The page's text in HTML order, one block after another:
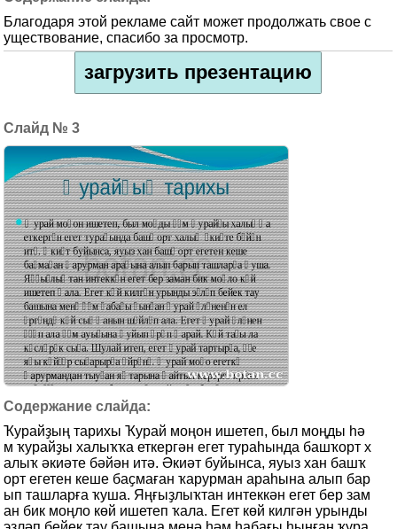
Благодаря этой рекламе сайт может продолжать свое с
уществование, спасибо за просмотр.
загрузить презентацию
3
Ҡурайҙың тарихы Ҡурай моңон ишетеп, был моңды һә
м ҡурайҙы халыҡҡа еткергән егет тураһында башҡорт х
алыҡ әкиәте бәйән итә. Әкиәт буйынса, яуыз хан башҡ
орт егетен кеше баҫмаған ҡарурман араһына алып бар
ып ташларға ҡуша. Яңғыҙлыҡтан интеккән егет бер зам
ан бик моңло көй ишетеп ҡала. Егет көй килгән урынды